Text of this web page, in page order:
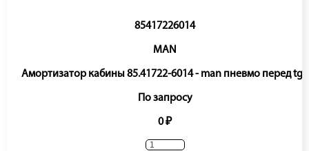
85417226014
MAN
Амортизатор кабины 85.41722-6014 - man пневмо перед tga
По запросу
0 ₽